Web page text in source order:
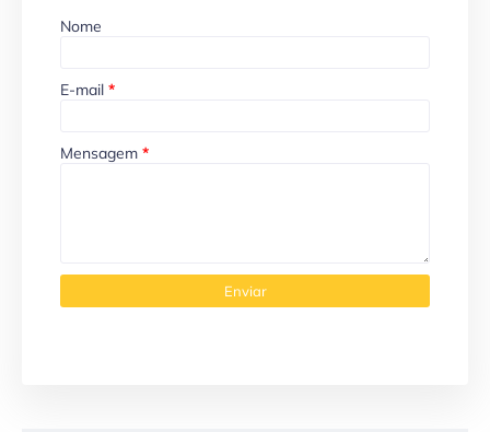
Nome
E-mail *
Mensagem *